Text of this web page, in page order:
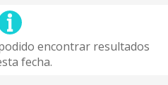
encontrar resultados
fecha.